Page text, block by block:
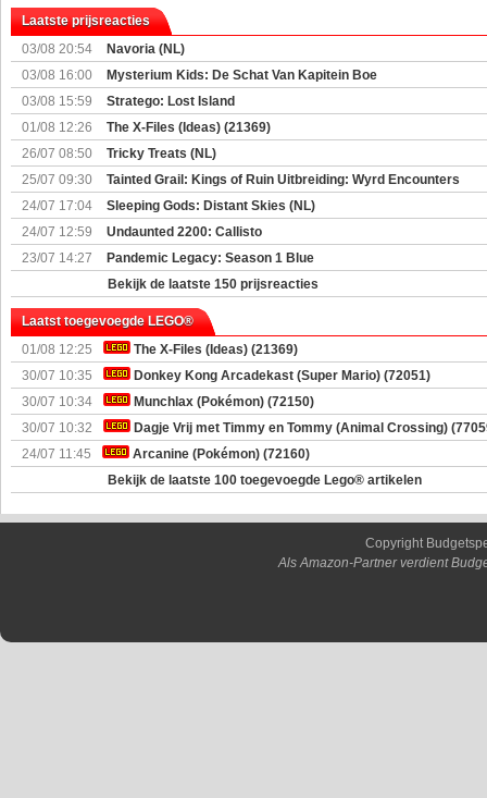
Laatste prijsreacties
03/08 20:54
Navoria (NL)
03/08 16:00
Mysterium Kids: De Schat Van Kapitein Boe
03/08 15:59
Stratego: Lost Island
01/08 12:26
The X-Files (Ideas) (21369)
26/07 08:50
Tricky Treats (NL)
25/07 09:30
Tainted Grail: Kings of Ruin Uitbreiding: Wyrd Encounters
24/07 17:04
Sleeping Gods: Distant Skies (NL)
24/07 12:59
Undaunted 2200: Callisto
23/07 14:27
Pandemic Legacy: Season 1 Blue
Bekijk de laatste 150 prijsreacties
Laatst toegevoegde LEGO®
01/08 12:25
The X-Files (Ideas) (21369)
30/07 10:35
Donkey Kong Arcadekast (Super Mario) (72051)
30/07 10:34
Munchlax (Pokémon) (72150)
30/07 10:32
Dagje Vrij met Timmy en Tommy (Animal Crossing)
24/07 11:45
Arcanine (Pokémon) (72160)
Bekijk de laatste 100 toegevoegde Lego® artikelen
Copyright
Als Amazon-Partner verdient